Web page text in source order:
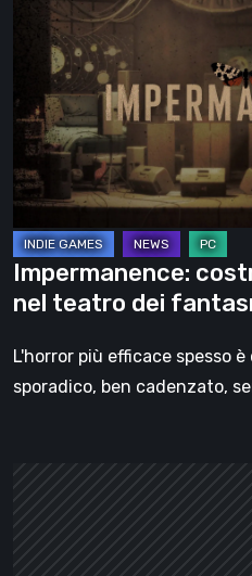
costruire
santuario
nel
teatro
dei
fantasmi
Impermanence:
nel teatro dei
L'horror più efficace spesso
sporadico, ben cadenzato,